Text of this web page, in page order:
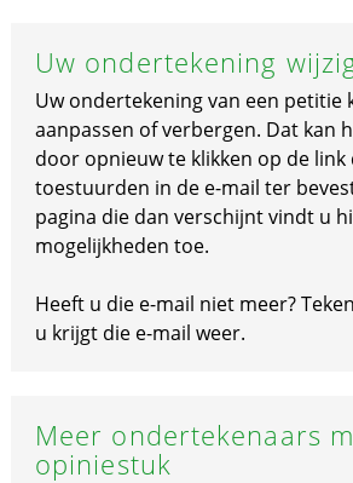
Uw ondertekening
Uw ondertekening van een petitie
aanpassen of verbergen. Dat kan
door opnieuw te klikken op de link
toestuurden in de e-mail ter
pagina die dan verschijnt vindt u
mogelijkheden toe.
Heeft u die e-mail niet meer?
u krijgt die e-mail weer.
Meer ondertekenaars
opiniestuk